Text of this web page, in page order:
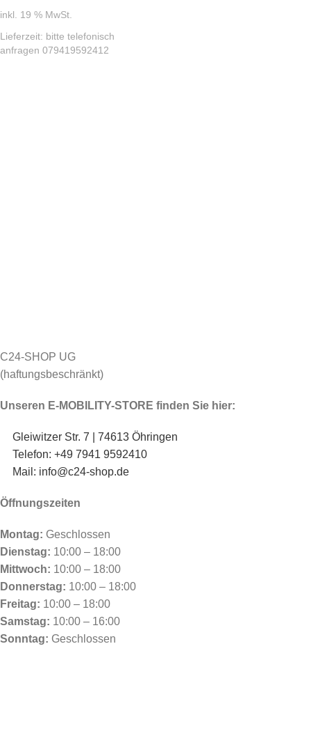
inkl. 19 % MwSt.
Lieferzeit: bitte telefonisch
anfragen 079419592412
C24-SHOP UG
(haftungsbeschränkt)
Unseren E-MOBILITY-STORE finden Sie hier:
Gleiwitzer Str. 7 | 74613 Öhringen
Telefon: +49 7941 9592410
Mail: info@c24-shop.de
Öffnungszeiten
Montag: Geschlossen
Dienstag: 10:00 – 18:00
Mittwoch: 10:00 – 18:00
Donnerstag: 10:00 – 18:00
Freitag: 10:00 – 18:00
Samstag: 10:00 – 16:00
Sonntag: Geschlossen